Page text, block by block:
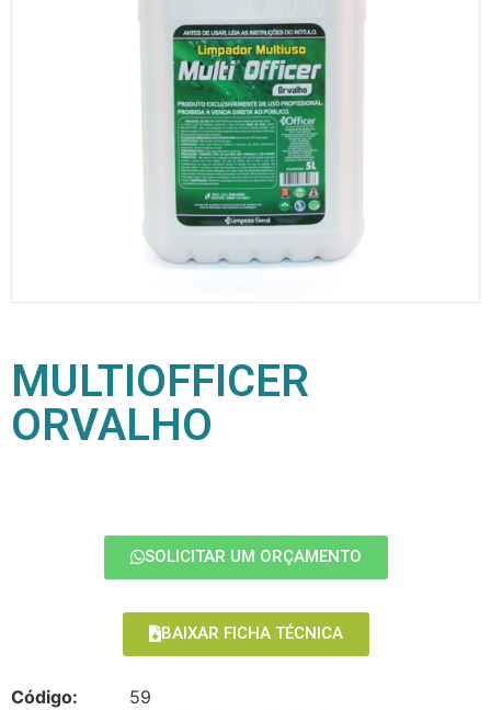
MULTIOFFICER
ORVALHO
SOLICITAR UM ORÇAMENTO
BAIXAR FICHA TÉCNICA
Código:
59